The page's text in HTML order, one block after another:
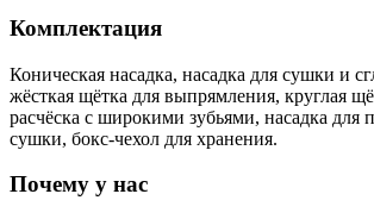
Комплектация
Коническая насадка, насадка для сушки и
жёсткая щётка для выпрямления, круглая
расчёска с широкими зубьями, насадка для
сушки, бокс-чехол для хранения.
Почему у нас